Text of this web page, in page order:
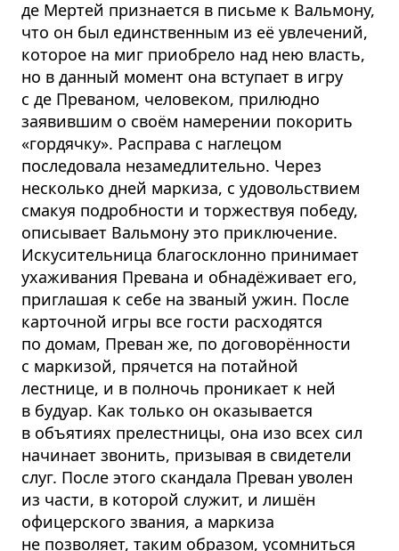
де Мертей признается в письме к Вальмону,
что он был единственным из её увлечений,
которое на миг приобрело над нею власть,
но в данный момент она вступает в игру
с де Преваном, человеком, прилюдно
заявившим о своём намерении покорить
«гордячку». Расправа с наглецом
последовала незамедлительно. Через
несколько дней маркиза, с удовольствием
смакуя подробности и торжествуя победу,
описывает Вальмону это приключение.
Искусительница благосклонно принимает
ухаживания Превана и обнадёживает его,
приглашая к себе на званый ужин. После
карточной игры все гости расходятся
по домам, Преван же, по договорённости
с маркизой, прячется на потайной
лестнице, и в полночь проникает к ней
в будуар. Как только он оказывается
в объятиях прелестницы, она изо всех сил
начинает звонить, призывая в свидетели
слуг. После этого скандала Преван уволен
из части, в которой служит, и лишён
офицерского звания, а маркиза
не позволяет, таким образом, усомниться